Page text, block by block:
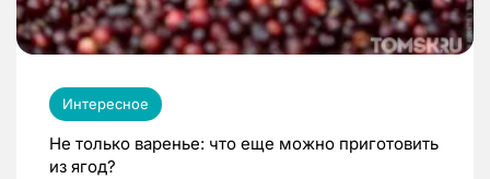
Интересное
Не только варенье: что еще можно приготовить
из ягод?